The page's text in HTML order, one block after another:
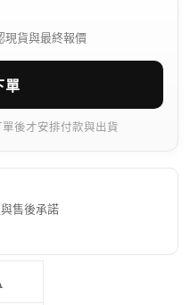
現貨與最終報價
單
後才安排付款與出貨
售後承諾